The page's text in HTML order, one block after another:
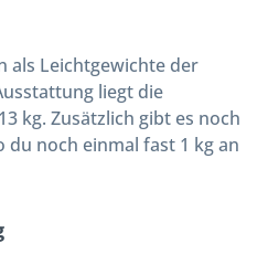
als Leichtgewichte der
liegt die
kg. Zusätzlich gibt es noch
du noch einmal fast 1 kg an